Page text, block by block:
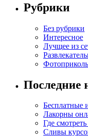
Рубрики
Без рубрики
Интересное
Лучщее из
Последние
Бесплатные
Лакорны
Где
Сливы